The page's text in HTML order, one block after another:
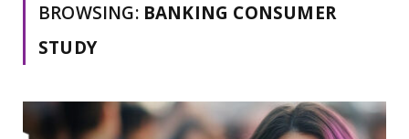
BROWSING: BANKING CONSUMER
STUDY